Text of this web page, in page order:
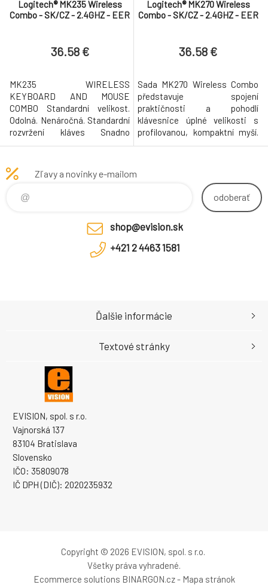
Logitech® MK235 Wireless
Combo - SK/CZ - 2.4GHZ - EER
36.58 €
MK235 WIRELESS
KEYBOARD AND MOUSE
COMBO Standardní velikost.
Odolná. Nenáročná. Standardní
rozvržení kláves Snadno
návykové. Ihned po vybalení si
a jednoduchost běžného
rozvržení klávesnice
standardní velikosti. Baterie s
dlouhou životností Pište až tři
myš až jeden rok na je
Logitech® MK270 Wireless
Combo - SK/CZ - 2.4GHZ - EER
36.58 €
Sada MK270 Wireless Combo
představuje spojení
praktičnosti a pohodlí
klávesnice úplné velikosti s
profilovanou, kompaktní myší.
Díky mediálním klávesám,
plynulejší. Parametry a
podrobnosti Rozměry
Klávesnice Výška: 149 mm
Šířka: 441 mm Hloubka: 18 mm
Zľavy a novinky e-mailom
odoberať
shop@evision.sk
+421 2 4463 1581
EVISION, spol. s r.o.
Vajnorská 137
83104 Bratislava
Slovensko
IČO: 35809078
IČ DPH (DIČ): 2020235932
Ďalšie informácie
Textové stránky
Copyright © 2026 EVISION, spol. s r.o.
Všetky práva vyhradené.
Ecommerce solutions BINARGON.cz- Mapa stránok